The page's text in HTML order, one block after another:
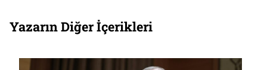
Yazarın Diğer İçerikleri